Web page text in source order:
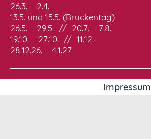
26.3. – 2.4.
13.5. und 15.5. (Brückentag)
26.5. – 29.5. // 20.7. – 7.8.
19.10. – 27.10. // 11.12.
28.12.26. – 4.1.27
Impressum